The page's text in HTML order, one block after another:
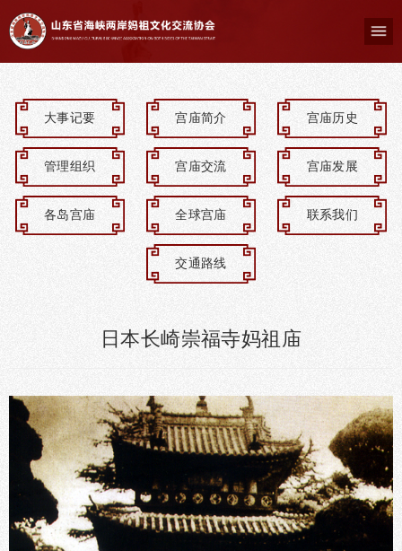
大事记要 宫庙简介 宫庙历史
管理组织 宫庙交流 宫庙发展
各岛宫庙 全球宫庙 联系我们
交通路线
日本长崎崇福寺妈祖庙